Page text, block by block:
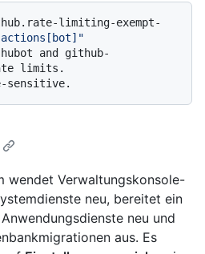
limiting-exempt-
hubot and github-
limits.
sensitive.
wendet Verwaltungskonsole-
neu, bereitet ein
neu und
aus. Es